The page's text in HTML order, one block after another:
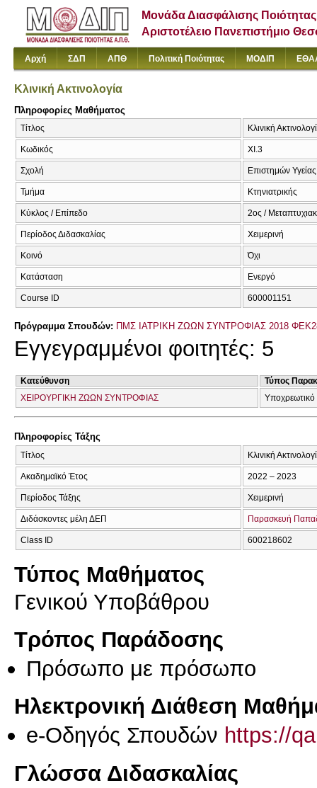
Μονάδα Διασφάλισης Ποιότητας
Αριστοτέλειο Πανεπιστήμιο
Αρχή ΣΔΠ ΑΠΘ Πολιτική Ποιότητας ΜΟΔΙΠ
Κλινική Ακτινολογία
Πληροφορίες Μαθήματος
Τίτλος Κλινική
Κωδικός ΧΙ.3
Σχολή Επιστημών Υγείας
Τμήμα Κτηνιατρικής
Κύκλος / Επίπεδο 2ος /
Περίοδος Διδασκαλίας Χειμερινή
Κοινό Όχι
Κατάσταση Ενεργό
Course ID 600001151
Πρόγραμμα Σπουδών: ΠΜΣ ΙΑΤΡΙΚΗ ΖΩΩΝ ΣΥΝΤΡΟΦΙΑΣ 2018
Εγγεγραμμένοι φοιτητές: 5
Κατεύθυνση
Τύπος
ΧΕΙΡΟΥΡΓΙΚΗ ΖΩΩΝ ΣΥΝΤΡΟΦΙΑΣ
Υποχρεωτικό
Πληροφορίες Τάξης
Τίτλος Κλινική
Ακαδημαϊκό Έτος 2022 – 2023
Περίοδος Τάξης Χειμερινή
Διδάσκοντες μέλη ΔΕΠ Παρασκευή
Class ID 600218602
Τύπος Μαθήματος
Γενικού Υποβάθρου
Τρόπος Παράδοσης
Πρόσωπο με πρόσωπο
Ηλεκτρονική Διάθεση
e-Οδηγός Σπουδών https://
Γλώσσα Διδασκαλίας